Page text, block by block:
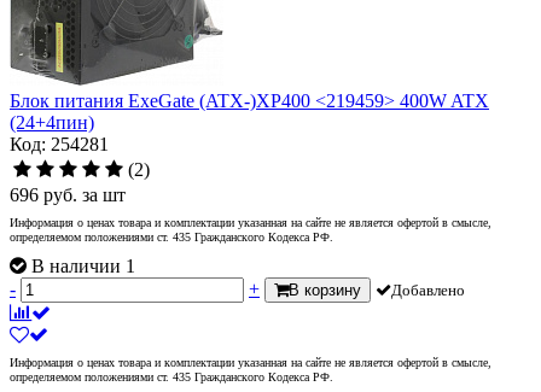
Блок питания ExeGate (ATX-)XP400 <219459> 400W ATX
(24+4пин)
Код: 254281
(2)
696 руб. за шт
Информация о ценах товара и комплектации указанная на сайте не является офертой в смысле,
определяемом положениями ст. 435 Гражданского Кодекса РФ.
В наличии 1
-
+ В корзину Добавлено
Информация о ценах товара и комплектации указанная на сайте не является офертой в смысле,
определяемом положениями ст. 435 Гражданского Кодекса РФ.